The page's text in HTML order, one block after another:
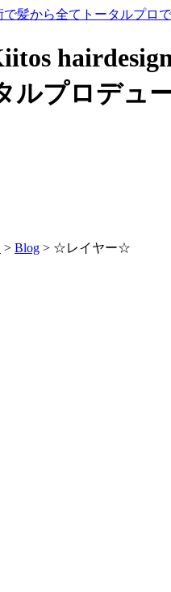
ルプロデュ
> Blog > ☆レイヤー☆